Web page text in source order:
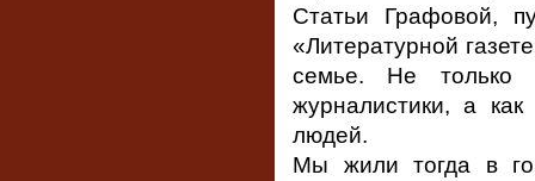
Статьи Графовой,
«Литературной
семье. Не только
журналистики, а
людей.
Мы жили тогда в